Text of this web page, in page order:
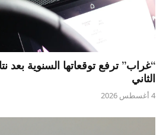
“غراب” ترفع توقعاتها السنوية بعد
الثاني
4 أغسطس 2026